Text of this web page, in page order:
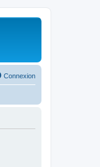
Connexion